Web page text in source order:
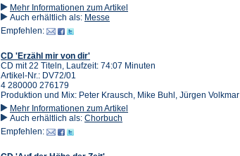
Mehr Informationen zum Artikel
Auch erhältlich als: Messe
Empfehlen:
CD 'Erzähl mir von dir'
CD mit 22 Titeln, Laufzeit: 74:07 Minuten
Artikel-Nr.: DV72/01
4 280000 276179
Produktion und Mix: Peter Krausch, Mike Buhl, Jürgen Volkmar
Mehr Informationen zum Artikel
Auch erhältlich als: Chorbuch
Empfehlen: